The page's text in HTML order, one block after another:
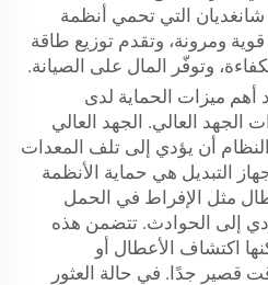
شانغديان التي تحمي أنظمة
قوية ومرونة، وتقدم توزيع طاقة
وتوفّر المال على الصيانة.
أهم ميزات الحماية لدى
الجهد العالي. الجهد العالي
أن يؤدي إلى تلف المعدات
التبديل هي حماية الأنظمة
مثل الإفراط في الحمل
إلى الحوادث. تتضمن هذه
اكتشاف الأعطال أو
قصير جدًا. في حالة العثور